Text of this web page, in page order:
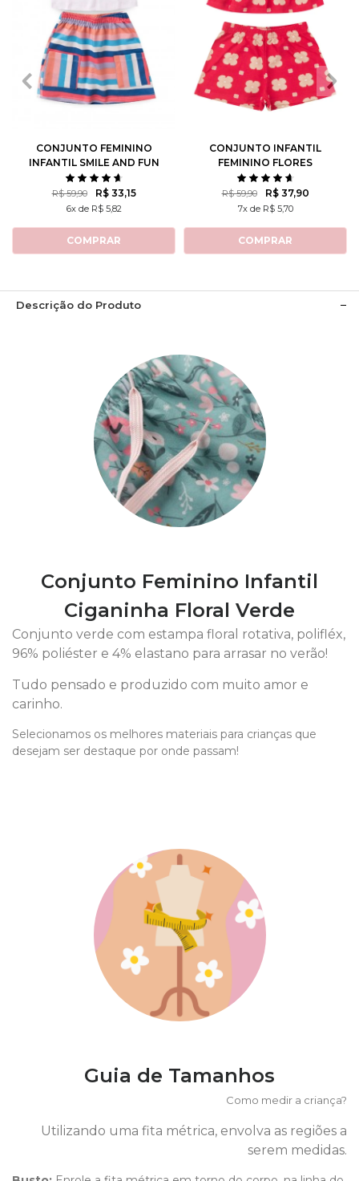
2 3 4 6 8
CONJUNTO FEMININO
INFANTIL SMILE AND FUN
R$ 59,90 R$ 33,15
6x de R$ 5,82
COMPRAR
2 3 8
CONJUNTO INFANTIL
FEMININO FLORES
ROTATIVAS
R$ 59,90 R$ 37,90
7x de R$ 5,70
COMPRAR
Descrição do Produto
Conjunto Feminino Infantil
Ciganinha Floral Verde
Conjunto verde com estampa floral rotativa, polifléx,
96% poliéster e 4% elastano para arrasar no verão!
Tudo pensado e produzido com muito amor e
carinho.
Selecionamos os melhores materiais para crianças que
desejam ser destaque por onde passam!
Guia de Tamanhos
Como medir a criança?
Utilizando uma fita métrica, envolva as regiões a
serem medidas.